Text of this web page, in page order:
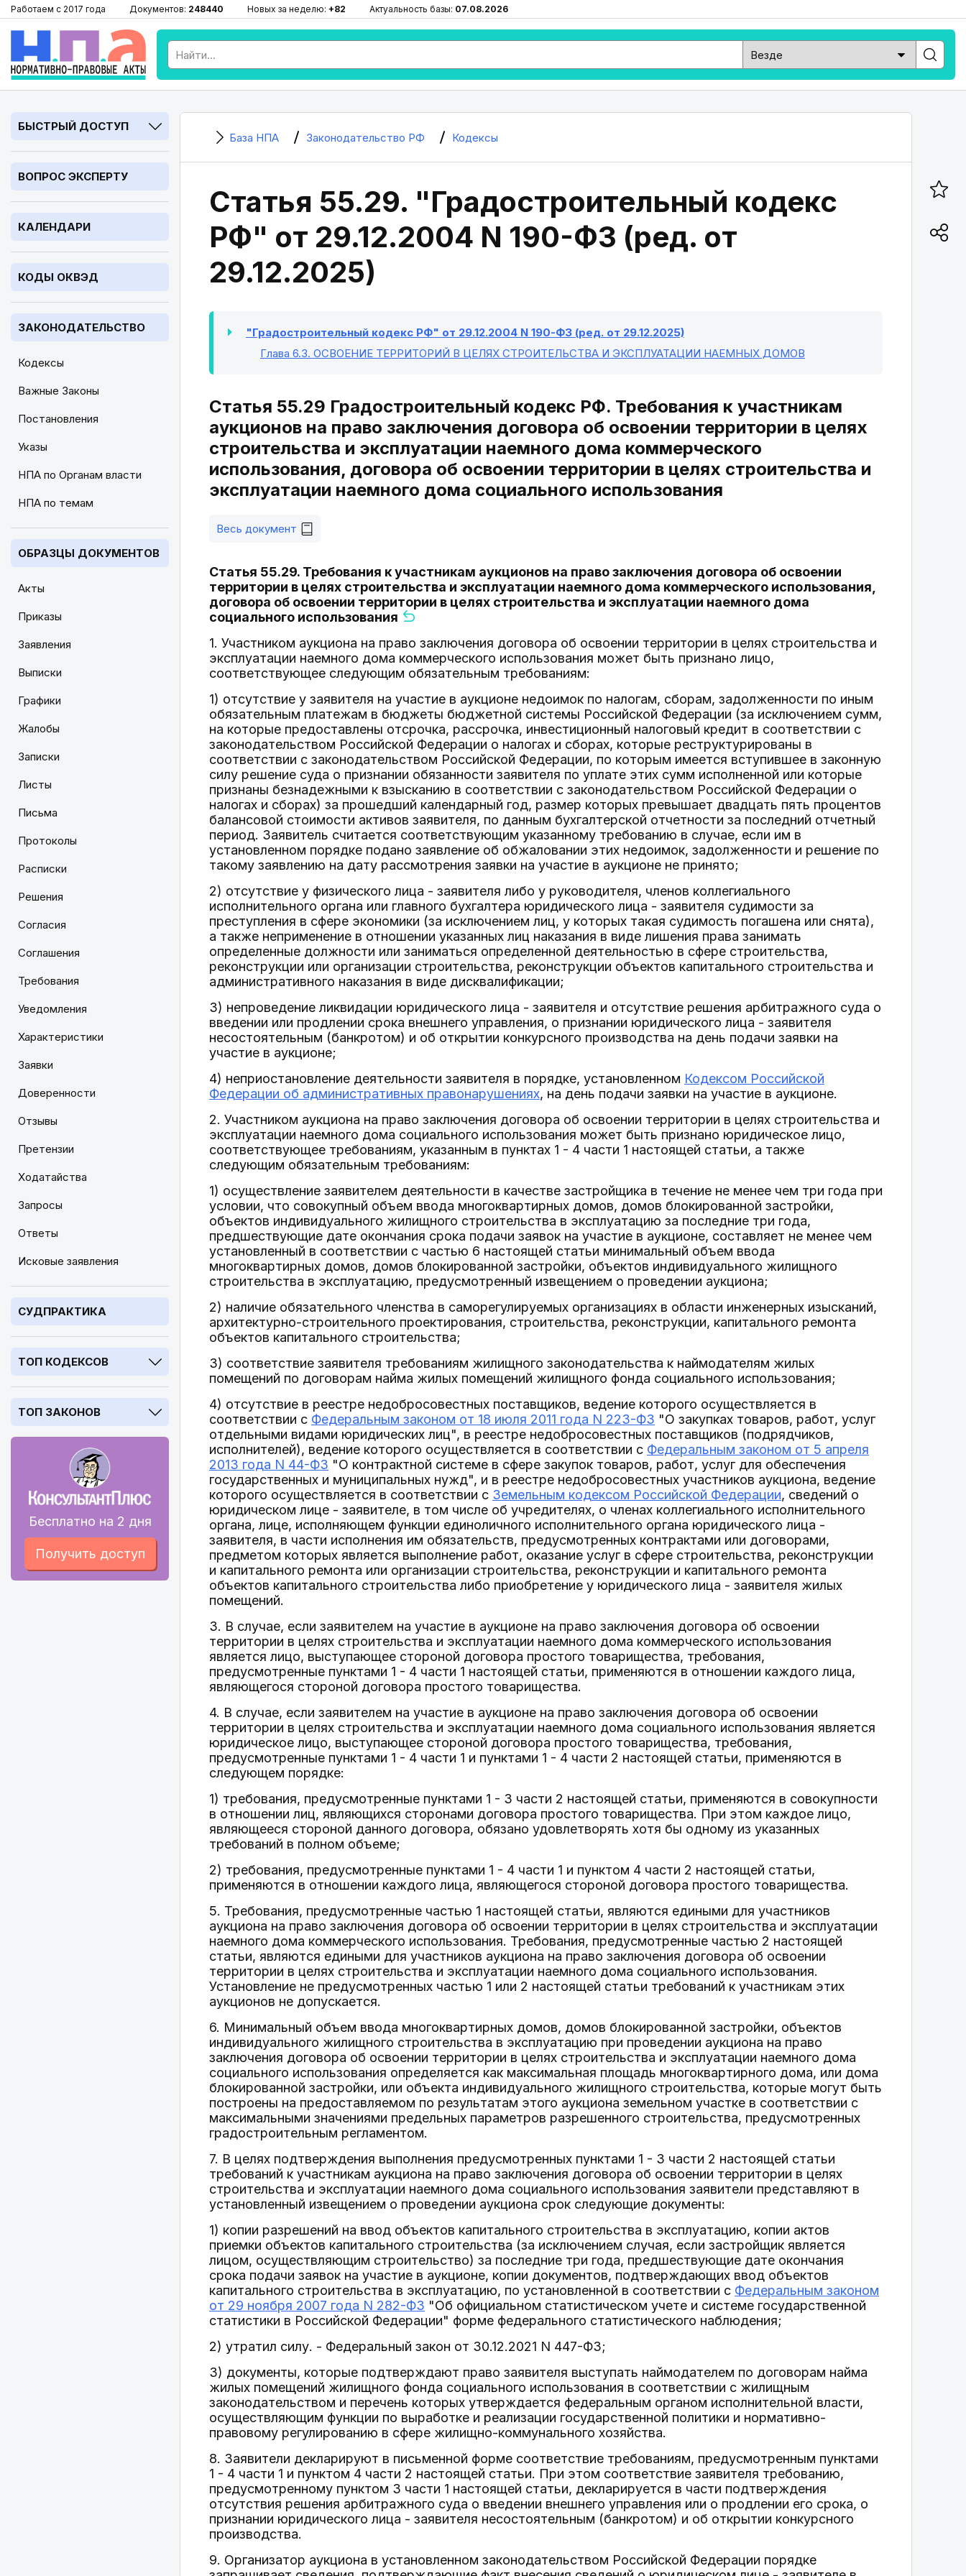
Работаем с 2017 года Документов: 248440 Новых за неделю: +82 Актуальность базы: 07.08.2026
БЫСТРЫЙ ДОСТУП
ВОПРОС ЭКСПЕРТУ
КАЛЕНДАРИ
КОДЫ ОКВЭД
ЗАКОНОДАТЕЛЬСТВО
Кодексы
Важные Законы
Постановления
Указы
НПА по Органам власти
НПА по темам
ОБРАЗЦЫ ДОКУМЕНТОВ
Акты
Приказы
Заявления
Выписки
Графики
Жалобы
Записки
Листы
Письма
Протоколы
Расписки
Решения
Согласия
Соглашения
Требования
Уведомления
Характеристики
Заявки
Доверенности
Отзывы
Претензии
Ходатайства
Запросы
Ответы
Исковые заявления
СУДПРАКТИКА
ТОП КОДЕКСОВ
ТОП ЗАКОНОВ
Бесплатно на 2 дня
Получить доступ
База НПА Законодательство РФ Кодексы
Статья 55.29. "Градостроительный кодекс
РФ" от 29.12.2004 N 190-ФЗ (ред. от
29.12.2025)
"Градостроительный кодекс РФ" от 29.12.2004 N 190-ФЗ (ред. от 29.12.2025)
Глава 6.3. ОСВОЕНИЕ ТЕРРИТОРИЙ В ЦЕЛЯХ СТРОИТЕЛЬСТВА И ЭКСПЛУАТАЦИИ НАЕМНЫХ ДОМОВ
Статья 55.29 Градостроительный кодекс РФ. Требования к участникам
аукционов на право заключения договора об освоении территории в целях
строительства и эксплуатации наемного дома коммерческого
использования, договора об освоении территории в целях строительства и
эксплуатации наемного дома социального использования
Весь документ
Статья 55.29. Требования к участникам аукционов на право заключения договора об освоении
территории в целях строительства и эксплуатации наемного дома коммерческого использования,
договора об освоении территории в целях строительства и эксплуатации наемного дома
социального использования
1. Участником аукциона на право заключения договора об освоении территории в целях строительства и
эксплуатации наемного дома коммерческого использования может быть признано лицо,
соответствующее следующим обязательным требованиям:
1) отсутствие у заявителя на участие в аукционе недоимок по налогам, сборам, задолженности по иным
обязательным платежам в бюджеты бюджетной системы Российской Федерации (за исключением сумм,
на которые предоставлены отсрочка, рассрочка, инвестиционный налоговый кредит в соответствии с
законодательством Российской Федерации о налогах и сборах, которые реструктурированы в
соответствии с законодательством Российской Федерации, по которым имеется вступившее в законную
силу решение суда о признании обязанности заявителя по уплате этих сумм исполненной или которые
признаны безнадежными к взысканию в соответствии с законодательством Российской Федерации о
налогах и сборах) за прошедший календарный год, размер которых превышает двадцать пять процентов
балансовой стоимости активов заявителя, по данным бухгалтерской отчетности за последний отчетный
период. Заявитель считается соответствующим указанному требованию в случае, если им в
установленном порядке подано заявление об обжаловании этих недоимок, задолженности и решение по
такому заявлению на дату рассмотрения заявки на участие в аукционе не принято;
2) отсутствие у физического лица - заявителя либо у руководителя, членов коллегиального
исполнительного органа или главного бухгалтера юридического лица - заявителя судимости за
преступления в сфере экономики (за исключением лиц, у которых такая судимость погашена или снята),
а также неприменение в отношении указанных лиц наказания в виде лишения права занимать
определенные должности или заниматься определенной деятельностью в сфере строительства,
реконструкции или организации строительства, реконструкции объектов капитального строительства и
административного наказания в виде дисквалификации;
3) непроведение ликвидации юридического лица - заявителя и отсутствие решения арбитражного суда о
введении или продлении срока внешнего управления, о признании юридического лица - заявителя
несостоятельным (банкротом) и об открытии конкурсного производства на день подачи заявки на
участие в аукционе;
4) неприостановление деятельности заявителя в порядке, установленном Кодексом Российской
Федерации об административных правонарушениях, на день подачи заявки на участие в аукционе.
2. Участником аукциона на право заключения договора об освоении территории в целях строительства и
эксплуатации наемного дома социального использования может быть признано юридическое лицо,
соответствующее требованиям, указанным в пунктах 1 - 4 части 1 настоящей статьи, а также
следующим обязательным требованиям:
1) осуществление заявителем деятельности в качестве застройщика в течение не менее чем три года при
условии, что совокупный объем ввода многоквартирных домов, домов блокированной застройки,
объектов индивидуального жилищного строительства в эксплуатацию за последние три года,
предшествующие дате окончания срока подачи заявок на участие в аукционе, составляет не менее чем
установленный в соответствии с частью 6 настоящей статьи минимальный объем ввода
многоквартирных домов, домов блокированной застройки, объектов индивидуального жилищного
строительства в эксплуатацию, предусмотренный извещением о проведении аукциона;
2) наличие обязательного членства в саморегулируемых организациях в области инженерных изысканий,
архитектурно-строительного проектирования, строительства, реконструкции, капитального ремонта
объектов капитального строительства;
3) соответствие заявителя требованиям жилищного законодательства к наймодателям жилых
помещений по договорам найма жилых помещений жилищного фонда социального использования;
4) отсутствие в реестре недобросовестных поставщиков, ведение которого осуществляется в
соответствии с Федеральным законом от 18 июля 2011 года N 223-ФЗ "О закупках товаров, работ, услуг
отдельными видами юридических лиц", в реестре недобросовестных поставщиков (подрядчиков,
исполнителей), ведение которого осуществляется в соответствии с Федеральным законом от 5 апреля
2013 года N 44-ФЗ "О контрактной системе в сфере закупок товаров, работ, услуг для обеспечения
государственных и муниципальных нужд", и в реестре недобросовестных участников аукциона, ведение
которого осуществляется в соответствии с Земельным кодексом Российской Федерации, сведений о
юридическом лице - заявителе, в том числе об учредителях, о членах коллегиального исполнительного
органа, лице, исполняющем функции единоличного исполнительного органа юридического лица -
заявителя, в части исполнения им обязательств, предусмотренных контрактами или договорами,
предметом которых является выполнение работ, оказание услуг в сфере строительства, реконструкции
и капитального ремонта или организации строительства, реконструкции и капитального ремонта
объектов капитального строительства либо приобретение у юридического лица - заявителя жилых
помещений.
3. В случае, если заявителем на участие в аукционе на право заключения договора об освоении
территории в целях строительства и эксплуатации наемного дома коммерческого использования
является лицо, выступающее стороной договора простого товарищества, требования,
предусмотренные пунктами 1 - 4 части 1 настоящей статьи, применяются в отношении каждого лица,
являющегося стороной договора простого товарищества.
4. В случае, если заявителем на участие в аукционе на право заключения договора об освоении
территории в целях строительства и эксплуатации наемного дома социального использования является
юридическое лицо, выступающее стороной договора простого товарищества, требования,
предусмотренные пунктами 1 - 4 части 1 и пунктами 1 - 4 части 2 настоящей статьи, применяются в
следующем порядке:
1) требования, предусмотренные пунктами 1 - 3 части 2 настоящей статьи, применяются в совокупности
в отношении лиц, являющихся сторонами договора простого товарищества. При этом каждое лицо,
являющееся стороной данного договора, обязано удовлетворять хотя бы одному из указанных
требований в полном объеме;
2) требования, предусмотренные пунктами 1 - 4 части 1 и пунктом 4 части 2 настоящей статьи,
применяются в отношении каждого лица, являющегося стороной договора простого товарищества.
5. Требования, предусмотренные частью 1 настоящей статьи, являются едиными для участников
аукциона на право заключения договора об освоении территории в целях строительства и эксплуатации
наемного дома коммерческого использования. Требования, предусмотренные частью 2 настоящей
статьи, являются едиными для участников аукциона на право заключения договора об освоении
территории в целях строительства и эксплуатации наемного дома социального использования.
Установление не предусмотренных частью 1 или 2 настоящей статьи требований к участникам этих
аукционов не допускается.
6. Минимальный объем ввода многоквартирных домов, домов блокированной застройки, объектов
индивидуального жилищного строительства в эксплуатацию при проведении аукциона на право
заключения договора об освоении территории в целях строительства и эксплуатации наемного дома
социального использования определяется как максимальная площадь многоквартирного дома, или дома
блокированной застройки, или объекта индивидуального жилищного строительства, которые могут быть
построены на предоставляемом по результатам этого аукциона земельном участке в соответствии с
максимальными значениями предельных параметров разрешенного строительства, предусмотренных
градостроительным регламентом.
7. В целях подтверждения выполнения предусмотренных пунктами 1 - 3 части 2 настоящей статьи
требований к участникам аукциона на право заключения договора об освоении территории в целях
строительства и эксплуатации наемного дома социального использования заявители представляют в
установленный извещением о проведении аукциона срок следующие документы:
1) копии разрешений на ввод объектов капитального строительства в эксплуатацию, копии актов
приемки объектов капитального строительства (за исключением случая, если застройщик является
лицом, осуществляющим строительство) за последние три года, предшествующие дате окончания
срока подачи заявок на участие в аукционе, копии документов, подтверждающих ввод объектов
капитального строительства в эксплуатацию, по установленной в соответствии с Федеральным законом
от 29 ноября 2007 года N 282-ФЗ "Об официальном статистическом учете и системе государственной
статистики в Российской Федерации" форме федерального статистического наблюдения;
2) утратил силу. - Федеральный закон от 30.12.2021 N 447-ФЗ;
3) документы, которые подтверждают право заявителя выступать наймодателем по договорам найма
жилых помещений жилищного фонда социального использования в соответствии с жилищным
законодательством и перечень которых утверждается федеральным органом исполнительной власти,
осуществляющим функции по выработке и реализации государственной политики и нормативно-
правовому регулированию в сфере жилищно-коммунального хозяйства.
8. Заявители декларируют в письменной форме соответствие требованиям, предусмотренным пунктами
1 - 4 части 1 и пунктом 4 части 2 настоящей статьи. При этом соответствие заявителя требованию,
предусмотренному пунктом 3 части 1 настоящей статьи, декларируется в части подтверждения
отсутствия решения арбитражного суда о введении внешнего управления или о продлении его срока, о
признании юридического лица - заявителя несостоятельным (банкротом) и об открытии конкурсного
производства.
9. Организатор аукциона в установленном законодательством Российской Федерации порядке